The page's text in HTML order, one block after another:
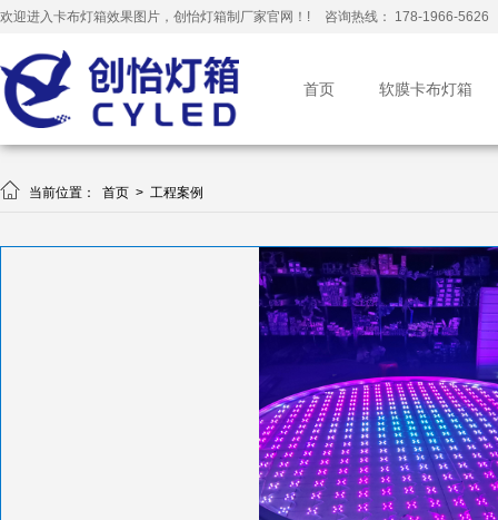
欢迎进入卡布灯箱效果图片，创怡灯箱制厂家官网！! 咨询热线： 178-1966-5626
首页 软膜卡布灯箱
 当前位置： 首页 > 工程案例